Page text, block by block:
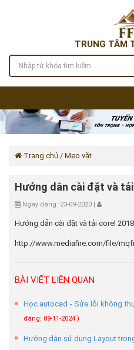
TRUNG TÂM
Trang chủ / Mẹo vặt
Hướng dẫn cài đặt và
Ngày đăng: 23-09-2020 |
Hướng dẫn cài đặt và tải corel 2018
http://www.mediafire.com/file/
BÀI VIẾT LIÊN QUAN
Học autocad - Sửa lỗi không
đăng: 09-11-2024 )
Hướng dẫn sử dụng Layout